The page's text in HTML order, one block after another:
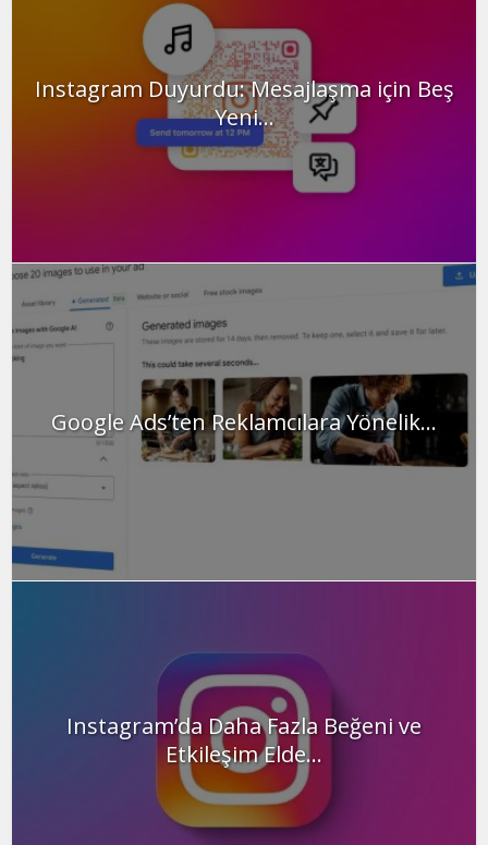
Instagram Duyurdu: Mesajlaşma için Beş
Yeni...
Google Ads’ten Reklamcılara Yönelik...
Instagram’da Daha Fazla Beğeni ve
Etkileşim Elde...